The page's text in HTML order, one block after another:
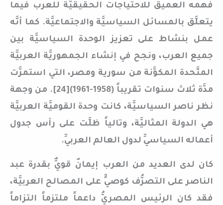
فهمه العميق للاحتياجات الحقيقيَّة للعرب فيما
يتعلَّق بالمسائل السياسيَّة والاجتماعيَّة. كما أنَّه
عمل بنشاط على تعزيز الوحدة السياسيَّة بين
جميع العرب، ونجح في إنشاء الجمهوريَّة العربيَّة
المتَّحدة المكوَّنة من سورية ومصر، التي استمرَّت
مدَّة ثلاث سنوات تقريباً (1958-1961)[24]. من وجهة
نظر ناصر السياسيَّة، كانت وحدة القوميَّة العربيَّة
هي الدولة المثاليَّة، وتالياً ظلَّت على رأس جدول
أعماله السياسيِّ لدول العالم العربيِّ.
كان لدى العديد من العرب إيمانٌ قويٌّ بقدرة عبد
الناصر على التصرُّف كوصيٍّ على المصالح العربيَّة،
فقد كان الرئيس المصريُّ داعماً ملتزماً التزاماً